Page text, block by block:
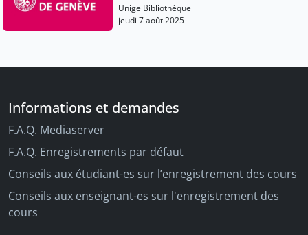
Unige Bibliothèque
jeudi 7 août 2025
Informations et demandes
F.A.Q. Mediaserver
F.A.Q. Enregistrements par défaut
Conseils aux étudiant-es sur l’enregistrement des cours
Conseils aux enseignant-es sur l'enregistrement des
cours